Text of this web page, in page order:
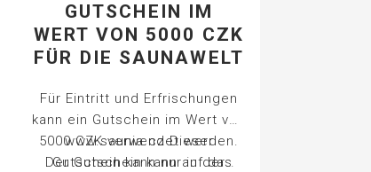
GUTSCHEIN IM
WERT VON 5000 CZK
FÜR DIE SAUNAWELT
Für Eintritt und Erfrischungen
kann ein Gutschein im Wert von
5000 CZK verwendet werden.
Der Gutschein kann auf das
www.saunia.czDieser
Gutschein kann nur in der